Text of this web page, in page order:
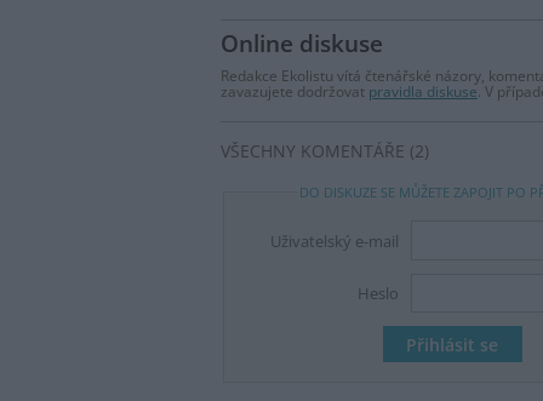
Online diskuse
Redakce Ekolistu vítá čtenářské názory,
zavazujete dodržovat pravidla diskuse. V
VŠECHNY KOMENTÁŘE (2)
DO DISKUZE SE MŮŽETE ZAPOJIT PO
Uživatelský e-mail
Heslo